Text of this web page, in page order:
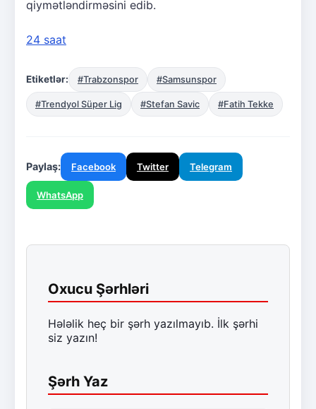
qiymətləndirməsini edib.
24 saat
Etiketlər: #Trabzonspor #Samsunspor
#Trendyol Süper Lig #Stefan Savic #Fatih Tekke
Paylaş: Facebook Twitter Telegram
WhatsApp
Oxucu Şərhləri
Hələlik heç bir şərh yazılmayıb. İlk şərhi
siz yazın!
Şərh Yaz